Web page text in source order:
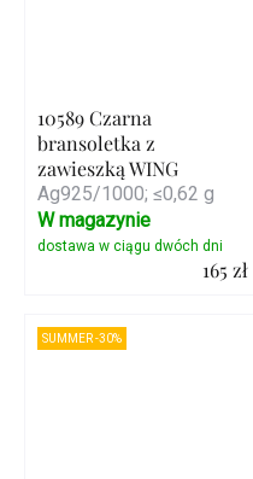
10589 Czarna
bransoletka z
zawieszką WING
Ag925/1000; ≤0,62 g
165 zł
W magazynie
SUMMER -30%